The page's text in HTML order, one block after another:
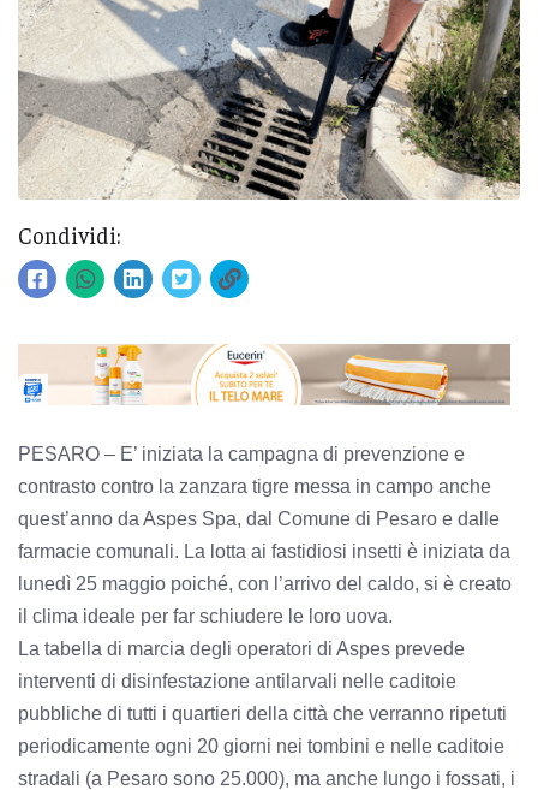
Condividi:
PESARO – E’ iniziata la campagna di prevenzione e
contrasto contro la zanzara tigre messa in campo anche
quest’anno da Aspes Spa, dal Comune di Pesaro e dalle
farmacie comunali. La lotta ai fastidiosi insetti è iniziata da
lunedì 25 maggio poiché, con l’arrivo del caldo, si è creato
il clima ideale per far schiudere le loro uova.
La tabella di marcia degli operatori di Aspes prevede
interventi di disinfestazione antilarvali nelle caditoie
pubbliche di tutti i quartieri della città che verranno ripetuti
periodicamente ogni 20 giorni nei tombini e nelle caditoie
stradali (a Pesaro sono 25.000), ma anche lungo i fossati, i